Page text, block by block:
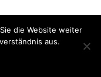
die Website weiter
aus.